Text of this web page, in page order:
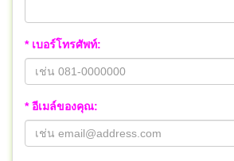
* เบอร์โทรศัพท์:
* อีเมล์ของคุณ: